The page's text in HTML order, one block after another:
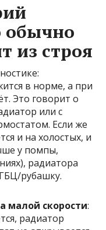
обычно
из строя
в норме, а при
Это говорит о
или с
Если же
и на холостых, и
у помпы,
радиатора
рубашку.
малой скорости:
радиатор